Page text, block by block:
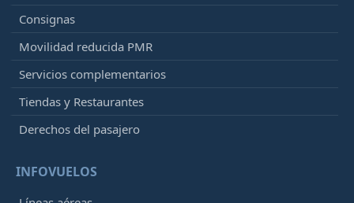
Consignas
Movilidad reducida PMR
Servicios complementarios
Tiendas y Restaurantes
Derechos del pasajero
INFOVUELOS